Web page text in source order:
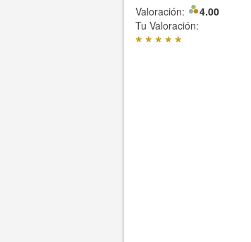
Valoración:
4.00
Tu Valoración:
*****